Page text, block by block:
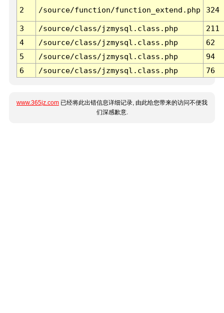
2 /source/function/function_extend.php 324
3 /source/class/jzmysql.class.php
211
4
/source/class/jzmysql.class.php
62
5
/source/class/jzmysql.class.php
94
6
/source/class/jzmysql.class.php 76
www.365jz.com 已经将此出错信息详细记录, 由此给您带来的访问不便我
们深感歉意.